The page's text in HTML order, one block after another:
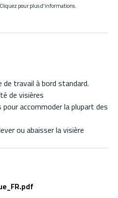
pour plus d'informations.
travail à bord standard.
de visières
accommoder la plupart des
ou abaisser la visière